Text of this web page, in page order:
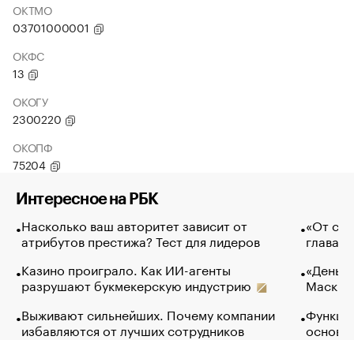
ОКТМО
03701000001
ОКФС
13
ОКОГУ
2300220
ОКОПФ
75204
Интересное на РБК
Насколько ваш авторитет зависит от
атрибутов престижа? Тест для лидеров
Казино проиграло. Как ИИ-агенты
разрушают букмекерскую индустрию
Выживают сильнейших. Почему компании
избавляются от лучших сотрудников
«От
глава
Маск в
основ